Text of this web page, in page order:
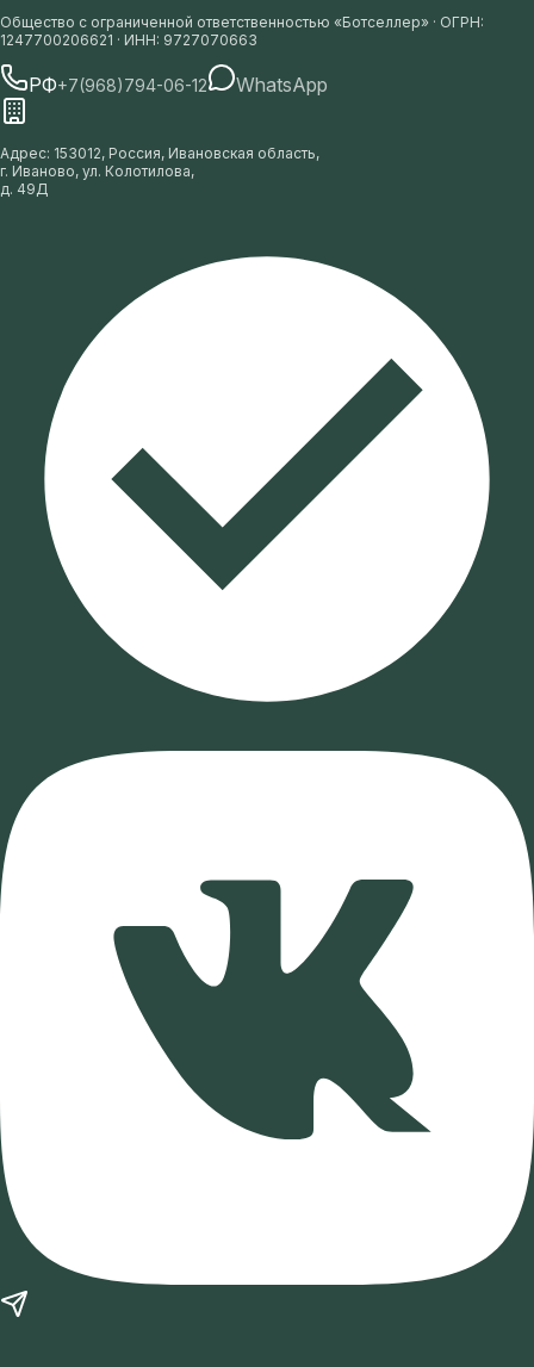
Общество с ограниченной ответственностью «Ботселлер» · ОГРН:
1247700206621 · ИНН: 9727070663
РФ+7(968)794-06-12 WhatsApp
Адрес: 153012, Россия, Ивановская область,
г. Иваново, ул. Колотилова,
д. 49Д